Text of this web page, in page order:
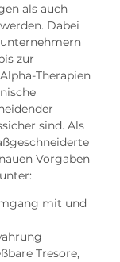
als auch
Dabei
zur
Therapien
sind. Als
Vorgaben
mit und
Tresore,